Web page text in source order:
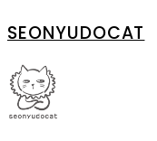
SEONYUDOCAT